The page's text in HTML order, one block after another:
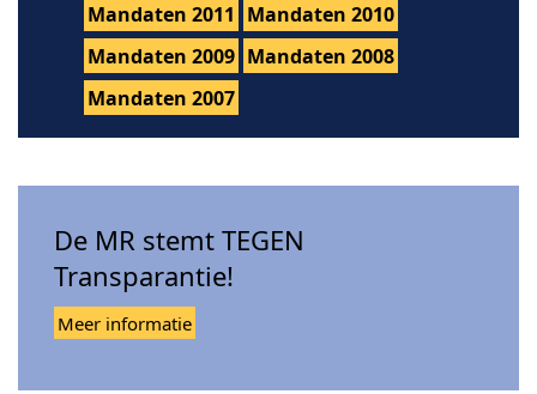
Mandaten 2011 Mandaten 2010
Mandaten 2009 Mandaten 2008
Mandaten 2007
De MR stemt TEGEN
Transparantie!
Meer informatie